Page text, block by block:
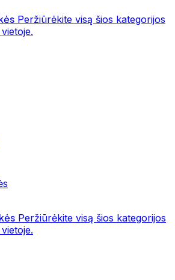
Peržiūrėkite visą šios kategorijos
Peržiūrėkite visą šios kategorijos